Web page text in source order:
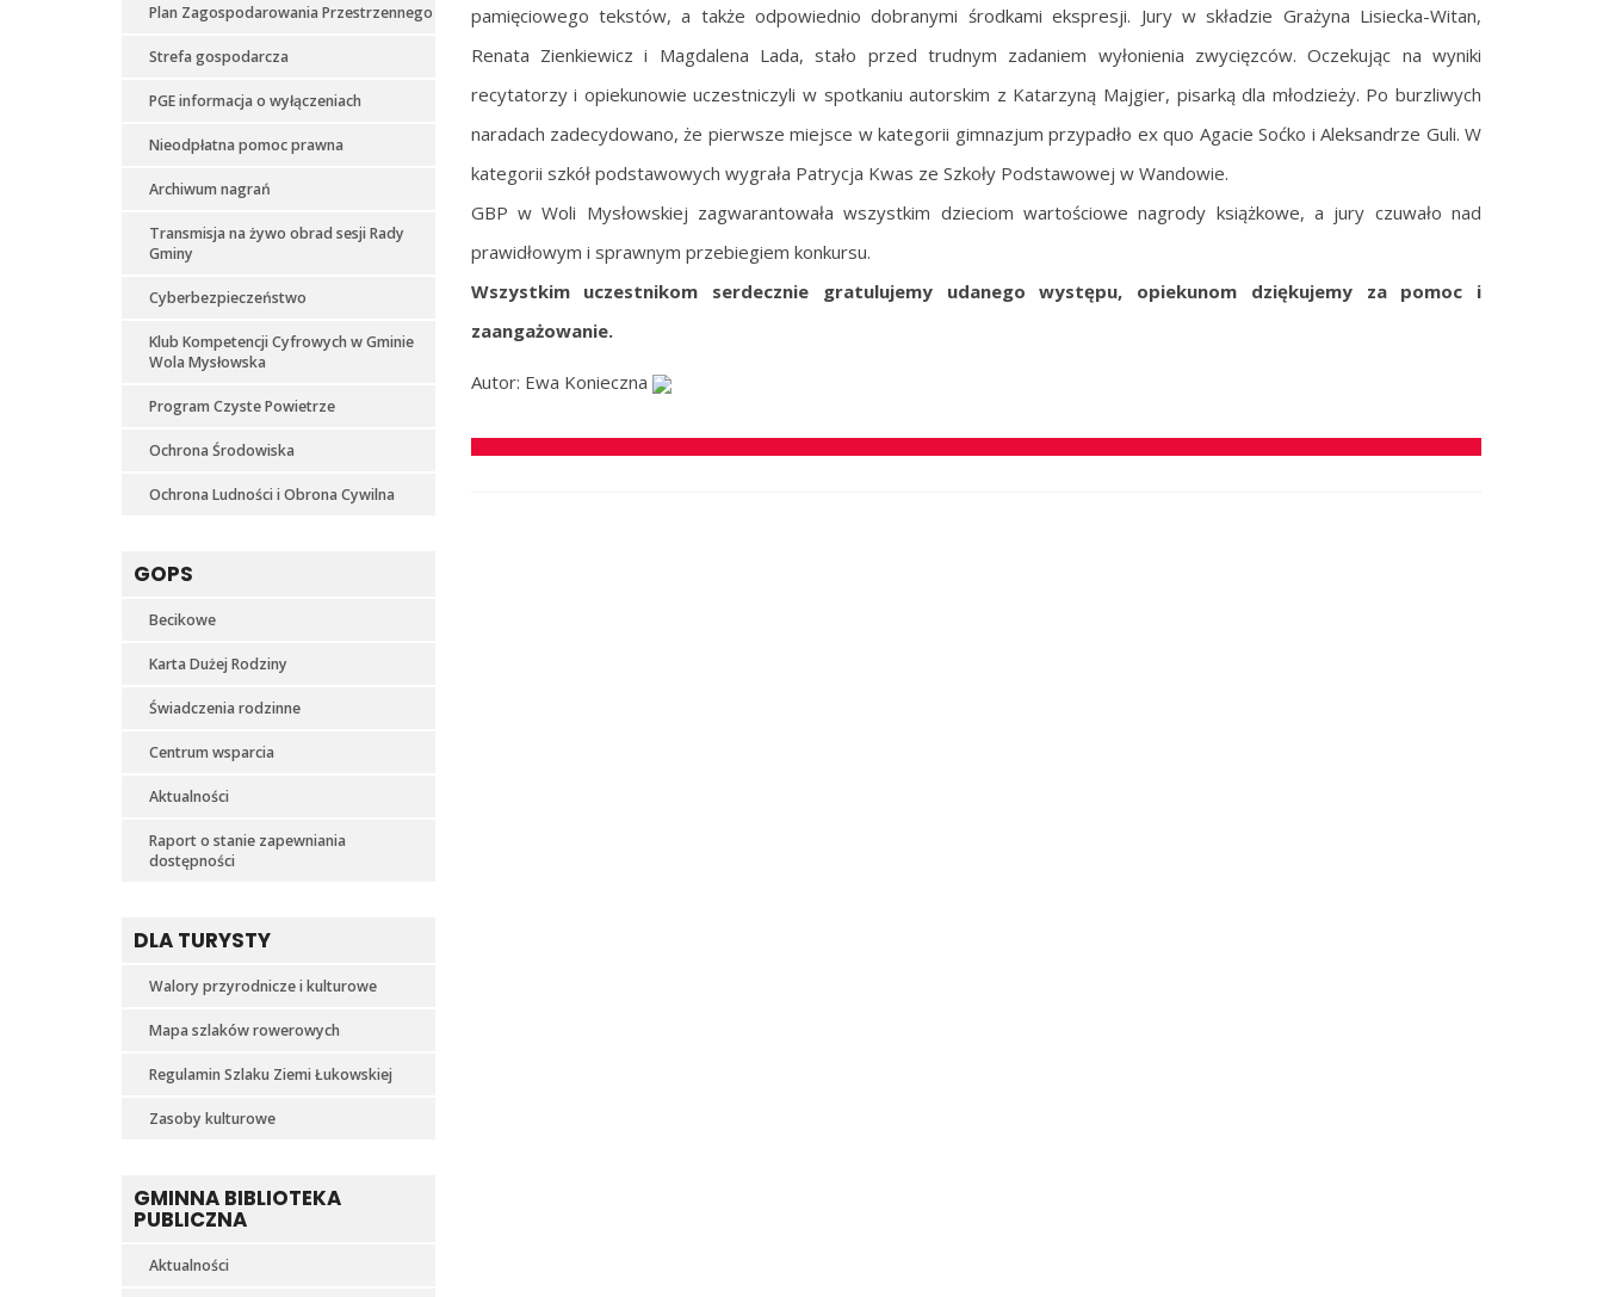
Plan Zagospodarowania Przestrzennego
Strefa gospodarcza
PGE informacja o wyłączeniach
Nieodpłatna pomoc prawna
Archiwum nagrań
Transmisja na żywo obrad sesji Rady
Gminy
Cyberbezpieczeństwo
Klub Kompetencji Cyfrowych w Gminie
Wola Mysłowska
Program Czyste Powietrze
Ochrona Środowiska
Ochrona Ludności i Obrona Cywilna
GOPS
Becikowe
Karta Dużej Rodziny
Świadczenia rodzinne
Centrum wsparcia
Aktualności
Raport o stanie zapewniania
dostępności
DLA TURYSTY
Walory przyrodnicze i kulturowe
Mapa szlaków rowerowych
Regulamin Szlaku Ziemi Łukowskiej
Zasoby kulturowe
GMINNA BIBLIOTEKA
PUBLICZNA
Aktualności
pamięciowego tekstów, a także odpowiednio dobranymi środkami ekspresji. Jury w składzie Grażyna Lisiecka-Witan,
Renata Zienkiewicz i Magdalena Lada, stało przed trudnym zadaniem wyłonienia zwycięzców. Oczekując na wyniki
recytatorzy i opiekunowie uczestniczyli w spotkaniu autorskim z Katarzyną Majgier, pisarką dla młodzieży. Po burzliwych
naradach zadecydowano, że pierwsze miejsce w kategorii gimnazjum przypadło ex quo Agacie Soćko i Aleksandrze Guli. W
kategorii szkół podstawowych wygrała Patrycja Kwas ze Szkoły Podstawowej w Wandowie.
GBP w Woli Mysłowskiej zagwarantowała wszystkim dzieciom wartościowe nagrody książkowe, a jury czuwało nad
prawidłowym i sprawnym przebiegiem konkursu.
Wszystkim uczestnikom serdecznie gratulujemy udanego występu, opiekunom dziękujemy za pomoc i
zaangażowanie.
Autor: Ewa Konieczna